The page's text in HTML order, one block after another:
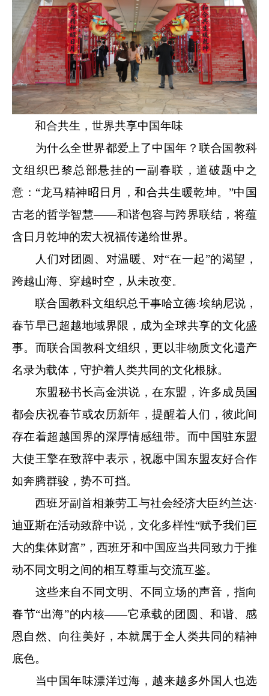
和合共生，世界共享中国年味
为什么全世界都爱上了中国年？联合国教科
文组织巴黎总部悬挂的一副春联，道破题中之
意：“龙马精神昭日月，和合共生暖乾坤。”中国
古老的哲学智慧——和谐包容与跨界联结，将蕴
含日月乾坤的宏大祝福传递给世界。
人们对团圆、对温暖、对“在一起”的渴望，
跨越山海、穿越时空，从未改变。
联合国教科文组织总干事哈立德·埃纳尼说，
春节早已超越地域界限，成为全球共享的文化盛
事。而联合国教科文组织，更以非物质文化遗产
名录为载体，守护着人类共同的文化根脉。
东盟秘书长高金洪说，在东盟，许多成员国
都会庆祝春节或农历新年，提醒着人们，彼此间
存在着超越国界的深厚情感纽带。而中国驻东盟
大使王擎在致辞中表示，祝愿中国东盟友好合作
如奔腾群骏，势不可挡。
西班牙副首相兼劳工与社会经济大臣约兰达·
迪亚斯在活动致辞中说，文化多样性“赋予我们巨
大的集体财富”，西班牙和中国应当共同致力于推
动不同文明之间的相互尊重与交流互鉴。
这些来自不同文明、不同立场的声音，指向
春节“出海”的内核——它承载的团圆、和谐、感
恩自然、向往美好，本就属于全人类共同的精神
底色。
当中国年味漂洋过海，越来越多外国人也选